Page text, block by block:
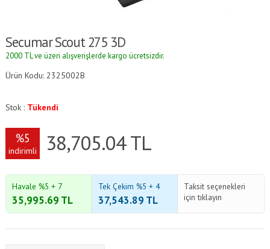
Secumar Scout 275 3D
2000 TL ve üzeri alışverişlerde kargo ücretsizdir.
Ürün Kodu: 2325002B
Stok : Tükendi
%5
indirimli 38,705.04TL
Havale %5 + 7
35,995.69 TL
Tek Çekim %5 + 4
37,543.89 TL
Taksit seçenekleri
için tıklayın